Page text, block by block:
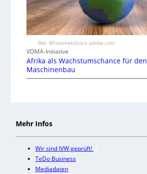
Bild: ©fotomek/stock.adobe.com
VDMA-Initiative
Afrika als Wachstumschance für den
Maschinenbau
Mehr Infos
Wir sind IVW geprüft!
TeDo Business
Mediadaten